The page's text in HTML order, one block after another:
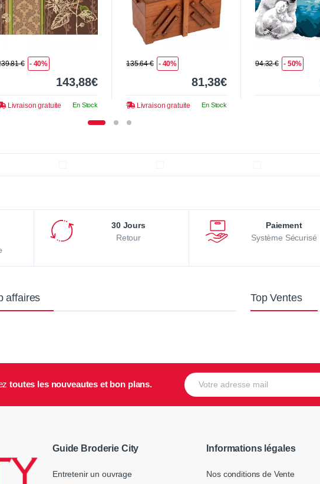
€ - 40%
143,88€
Livraison gratuite En Stock
135.64 € - 40%
81,38€
Livraison gratuite En Stock
94.32 € - 50%
30 Jours
Retour
Paiement
Système Sécurisé
affaires Top Ventes
toutes les nouveautes et bon plans.
E-mail
Guide Broderie City
Entretenir un ouvrage
Informations légales
Nos conditions de Vente